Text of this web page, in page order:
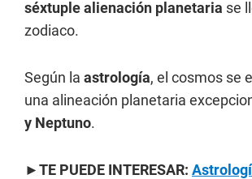
séxtuple alienación planetaria se
zodiaco.
Según la astrología, el cosmos se
una alineación planetaria
y Neptuno.
►TE PUEDE INTERESAR: